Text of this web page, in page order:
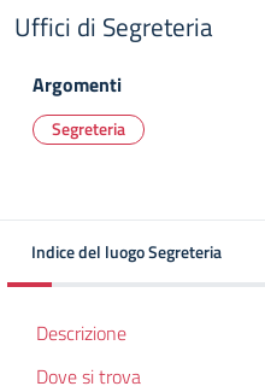
Uffici di Segreteria
Argomenti
Segreteria
Indice del luogo Segreteria
Descrizione
Dove si trova